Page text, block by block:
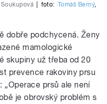
Soukupová foto: Tomáš Berný,
dobře podchycená. Ženy
mamologické
skupiny už třeba od 20
prevence rakoviny prsu
„Operace prsů ale není
je obrovský problém s